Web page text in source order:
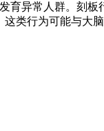
异常人群。刻
类行为可能与大